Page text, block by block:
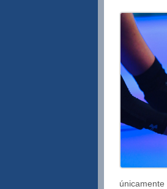
únicamente